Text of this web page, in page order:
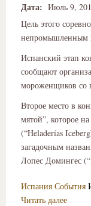
Дата: Июль 9,
Цель этого
непромышленным
Испанский этап
сообщают
мороженщиков со
Второе место в
мятой”, которое
(“Heladerías
загадочным
Лопес Домингес
Испания События
Читать далее